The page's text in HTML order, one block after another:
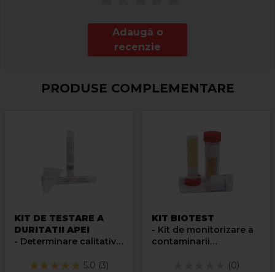
Adaugă o
recenzie
PRODUSE COMPLEMENTARE
KIT DE TESTARE A
DURITATII APEI
- Determinare calitativa
5.0 (3)
KIT BIOTEST
- Kit de monitorizare a
contaminarii
(0)